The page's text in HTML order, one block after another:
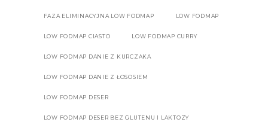
FAZA ELIMINACYJNA LOW FODMAP LOW FODMAP
LOW FODMAP CIASTO LOW FODMAP CURRY
LOW FODMAP DANIE Z KURCZAKA
LOW FODMAP DANIE Z ŁOSOSIEM
LOW FODMAP DESER
LOW FODMAP DESER BEZ GLUTENU I LAKTOZY